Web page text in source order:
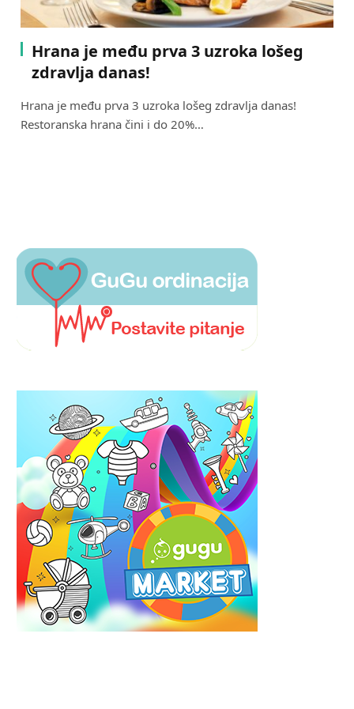
Hrana je među prva 3 uzroka lošeg
zdravlja danas!
Hrana je među prva 3 uzroka lošeg zdravlja danas!
Restoranska hrana čini i do 20%…